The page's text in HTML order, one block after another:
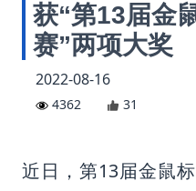
获“第13届金
赛”两项大奖
2022-08-16
4362 31
近日，第13届金鼠